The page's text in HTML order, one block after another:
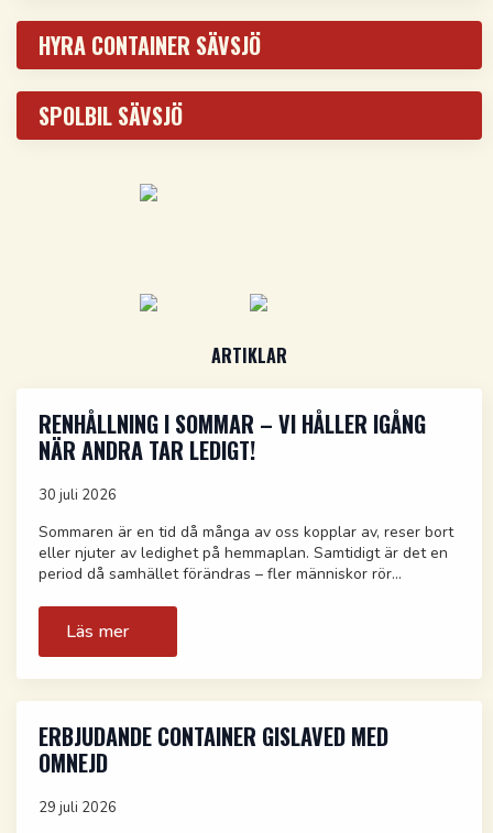
HYRA CONTAINER SÄVSJÖ
SPOLBIL SÄVSJÖ
ARTIKLAR
RENHÅLLNING I SOMMAR – VI HÅLLER IGÅNG
NÄR ANDRA TAR LEDIGT!
30 juli 2026
Sommaren är en tid då många av oss kopplar av, reser bort
eller njuter av ledighet på hemmaplan. Samtidigt är det en
period då samhället förändras – fler människor rör…
Läs mer
ERBJUDANDE CONTAINER GISLAVED MED
OMNEJD
29 juli 2026